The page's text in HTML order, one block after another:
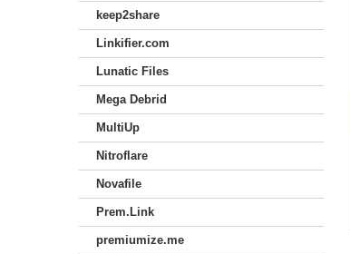
keep2share
Linkifier.com
Lunatic Files
Mega Debrid
MultiUp
Nitroflare
Novafile
Prem.Link
premiumize.me